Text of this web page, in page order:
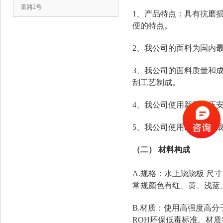
富路2号
1、产品特点：具有抗磨
便的特点。
2、我公司的面料为国内
3、我公司的面料质量和
刮工艺制成。
4、我公司使用新型高压
5、我公司使用PVC一次
（二） 材料构成
A.规格：水上跷跷板 尺
常规颜色有红、黄、浅
B.材质：使用高强度高分
ROH环保低毒标准。材